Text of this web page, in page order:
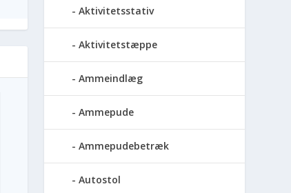
Aktivitetsstativ
Aktivitetstæppe
Ammeindlæg
Ammepude
Ammepudebetræk
Autostol